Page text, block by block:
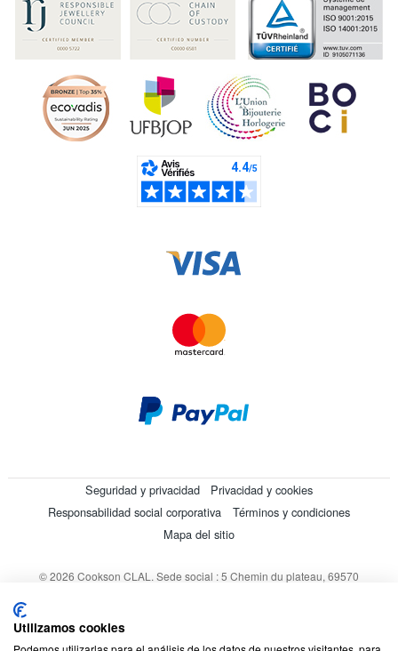
Seguridad y privacidad
Privacidad y cookies
Responsabilidad social corporativa
Términos y condiciones
Mapa del sitio
© 2026 Cookson CLAL. Sede social : 5 Chemin du plateau, 69570
Utilizamos cookies